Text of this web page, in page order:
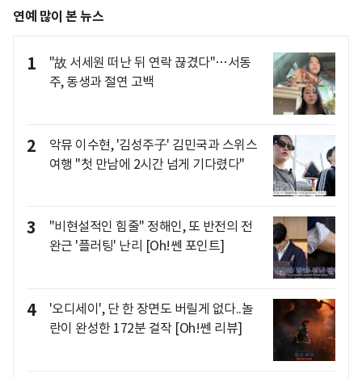
연예 많이 본 뉴스
1
"故 서세원 떠난 뒤 연락 끊겼다"…서동
주, 동생과 절연 고백
2
악뮤 이수현, '김성주子' 김민국과 스위스
여행 "첫 만남에 2시간 넘게 기다렸다"
3
"비현설적인 힘줄" 정해인, 또 반전의 전
완근 '플러팅' 난리 [Oh!쎈 포인트]
4
'오디세이', 단 한 장면도 버릴게 없다..놀
란이 완성한 172분 걸작 [Oh!쎈 리뷰]